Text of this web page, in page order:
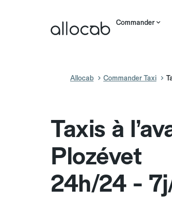
Commander
Allocab Commander Taxi
Taxis à
Plozévet
24h/24 -